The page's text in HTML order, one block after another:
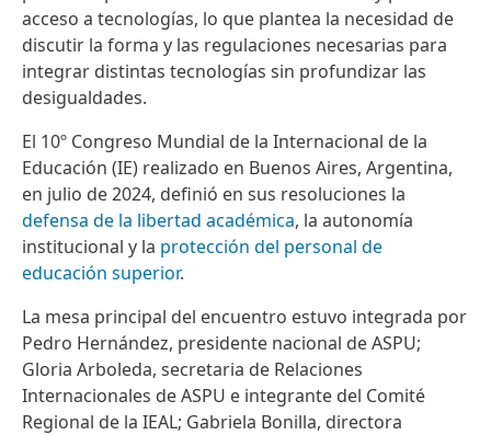
acceso a tecnologías, lo que plantea la necesidad de
discutir la forma y las regulaciones necesarias para
integrar distintas tecnologías sin profundizar las
desigualdades.
El 10º Congreso Mundial de la Internacional de la
Educación (IE) realizado en Buenos Aires, Argentina,
en julio de 2024, definió en sus resoluciones la
defensa de la libertad académica, la autonomía
institucional y la protección del personal de
educación superior.
La mesa principal del encuentro estuvo integrada por
Pedro Hernández, presidente nacional de ASPU;
Gloria Arboleda, secretaria de Relaciones
Internacionales de ASPU e integrante del Comité
Regional de la IEAL; Gabriela Bonilla, directora